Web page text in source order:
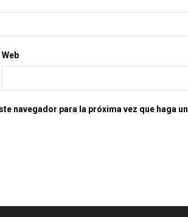
Web
navegador para la próxima vez que haga un